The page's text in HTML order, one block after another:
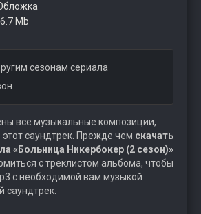
Mb
сезонам сериала
все музыкальные композиции,
саундтрек. Прежде чем скачать
«Больница Никербокер (2 сезон)»
с треклистом альбома, чтобы
с необходимой вам музыкой
саундтрек.